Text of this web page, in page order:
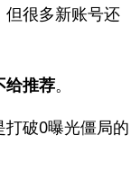
但很多新账号还
给推荐。
破0曝光僵局的